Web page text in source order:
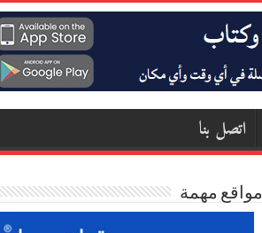
اتصل بنا
مواقع مهمة